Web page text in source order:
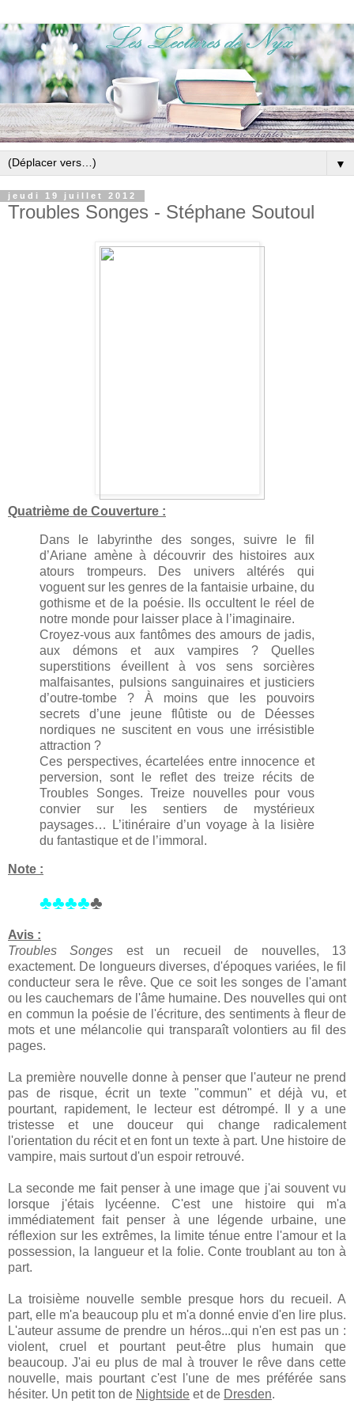
▼
jeudi 19 juillet 2012
Troubles Songes - Stéphane Soutoul
Quatrième de Couverture :
Dans le labyrinthe des songes, suivre le fil
d’Ariane amène à découvrir des histoires aux
atours trompeurs. Des univers altérés qui
voguent sur les genres de la fantaisie urbaine, du
gothisme et de la poésie. Ils occultent le réel de
notre monde pour laisser place à l’imaginaire.
Croyez-vous aux fantômes des amours de jadis,
aux démons et aux vampires ? Quelles
superstitions éveillent à vos sens sorcières
malfaisantes, pulsions sanguinaires et justiciers
d’outre-tombe ? À moins que les pouvoirs
secrets d’une jeune flûtiste ou de Déesses
nordiques ne suscitent en vous une irrésistible
attraction ?
Ces perspectives, écartelées entre innocence et
perversion, sont le reflet des treize récits de
Troubles Songes. Treize nouvelles pour vous
convier sur les sentiers de mystérieux
paysages… L’itinéraire d’un voyage à la lisière
du fantastique et de l’immoral.
Note :
♣♣♣♣♣
Avis :
Troubles Songes est un recueil de nouvelles, 13
exactement. De longueurs diverses, d'époques variées, le fil
conducteur sera le rêve. Que ce soit les songes de l'amant
ou les cauchemars de l'âme humaine. Des nouvelles qui ont
en commun la poésie de l'écriture, des sentiments à fleur de
mots et une mélancolie qui transparaît volontiers au fil des
pages.
La première nouvelle donne à penser que l'auteur ne prend
pas de risque, écrit un texte "commun" et déjà vu, et
pourtant, rapidement, le lecteur est détrompé. Il y a une
tristesse et une douceur qui change radicalement
l'orientation du récit et en font un texte à part. Une histoire de
vampire, mais surtout d'un espoir retrouvé.
La seconde me fait penser à une image que j'ai souvent vu
lorsque j'étais lycéenne. C'est une histoire qui m'a
immédiatement fait penser à une légende urbaine, une
réflexion sur les extrêmes, la limite ténue entre l'amour et la
possession, la langueur et la folie. Conte troublant au ton à
part.
La troisième nouvelle semble presque hors du recueil. A
part, elle m'a beaucoup plu et m'a donné envie d'en lire plus.
L'auteur assume de prendre un héros...qui n'en est pas un :
violent, cruel et pourtant peut-être plus humain que
beaucoup. J'ai eu plus de mal à trouver le rêve dans cette
nouvelle, mais pourtant c'est l'une de mes préférée sans
hésiter. Un petit ton de Nightside et de Dresden.